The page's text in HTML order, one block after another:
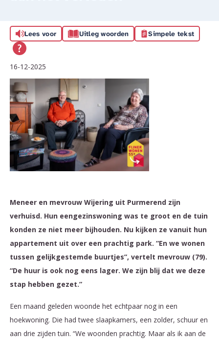
Lees voor Uitleg woorden Simpele tekst
16-12-2025
Meneer en mevrouw Wijering uit Purmerend zijn
verhuisd. Hun eengezinswoning was te groot en de tuin
konden ze niet meer bijhouden. Nu kijken ze vanuit hun
appartement uit over een prachtig park. “En we wonen
tussen gelijkgestemde buurtjes”, vertelt mevrouw (79).
“De huur is ook nog eens lager. We zijn blij dat we deze
stap hebben gezet.”
Een maand geleden woonde het echtpaar nog in een
hoekwoning. Die had twee slaapkamers, een zolder, schuur en
aan drie zijden tuin. “We woonden prachtig. Maar als ik aan de